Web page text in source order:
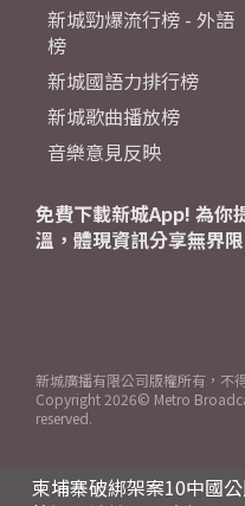
柬埔寨破綁架案10中國
新城勁爆流行榜 - 外語
榜
新城國語力排行榜
新城歌曲播放榜
音樂意見反映
免費下載新城App! 為你
溫，體現資訊分享無界限
新城廣播有限公司版權所有，不
Copyright 2026© Metro
reserved.